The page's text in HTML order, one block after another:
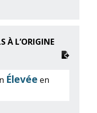
À L’ORIGINE
Élevée en